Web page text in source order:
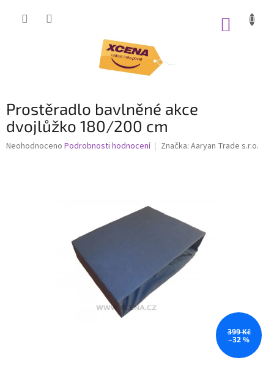
Prostěradlo bavlněné akce
dvojlůžko 180/200 cm
Průměrné
Neohodnoceno Podrobnosti hodnocení Značka: Aaryan Trade s.r.o.
399 Kč
–32 %